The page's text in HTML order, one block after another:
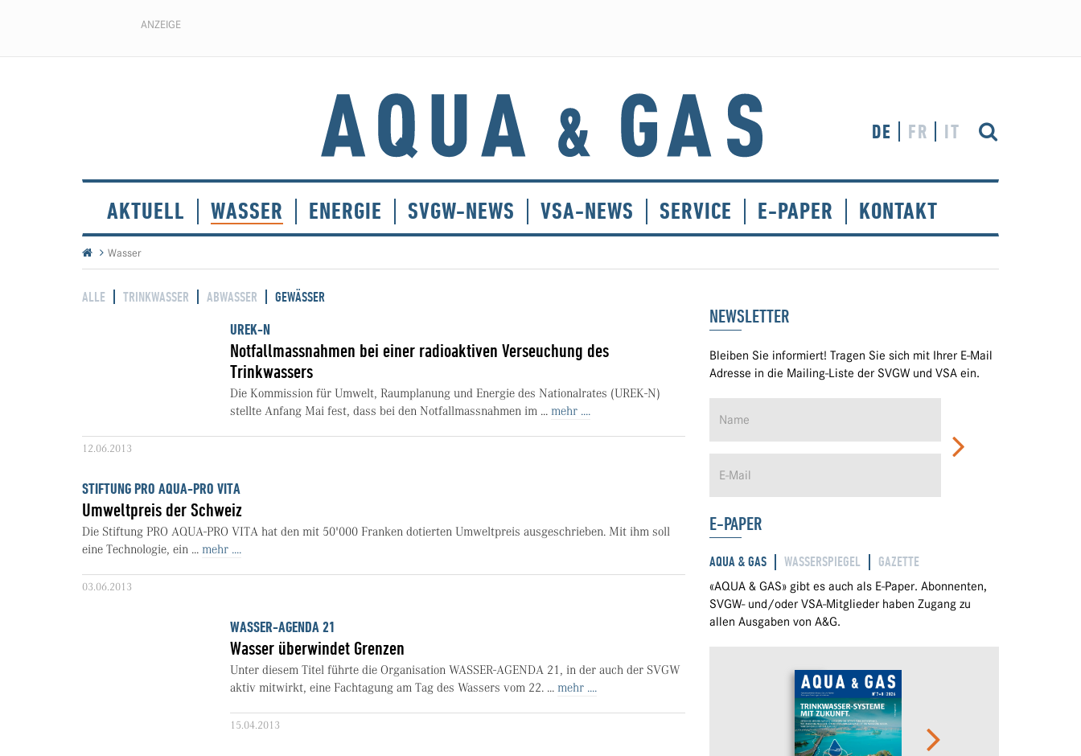
ANZEIGE
DE FR IT
AKTUELL WASSER ENERGIE SVGW-NEWS VSA-NEWS SERVICE E-PAPER KONTAKT
Wasser
ALLE TRINKWASSER ABWASSER GEWÄSSER
UREK-N
Notfallmassnahmen bei einer radioaktiven Verseuchung des
Trinkwassers
Die Kommission für Umwelt, Raumplanung und Energie des Nationalrates (UREK-N)
stellte Anfang Mai fest, dass bei den Notfallmassnahmen im ... mehr ....
12.06.2013
STIFTUNG PRO AQUA-PRO VITA
Umweltpreis der Schweiz
Die Stiftung PRO AQUA-PRO VITA hat den mit 50'000 Franken dotierten Umweltpreis ausgeschrieben. Mit ihm soll
eine Technologie, ein ... mehr ....
03.06.2013
WASSER-AGENDA 21
Wasser überwindet Grenzen
Unter diesem Titel führte die Organisation WASSER-AGENDA 21, in der auch der SVGW
aktiv mitwirkt, eine Fachtagung am Tag des Wassers vom 22. ... mehr ....
15.04.2013
NEWSLETTER
Bleiben Sie informiert! Tragen Sie sich mit Ihrer E-Mail
Adresse in die Mailing-Liste der SVGW und VSA ein.
E-PAPER
AQUA & GAS WASSERSPIEGEL GAZETTE
«AQUA & GAS» gibt es auch als E-Paper. Abonnenten,
SVGW- und/oder VSA-Mitglieder haben Zugang zu
allen Ausgaben von A&G.